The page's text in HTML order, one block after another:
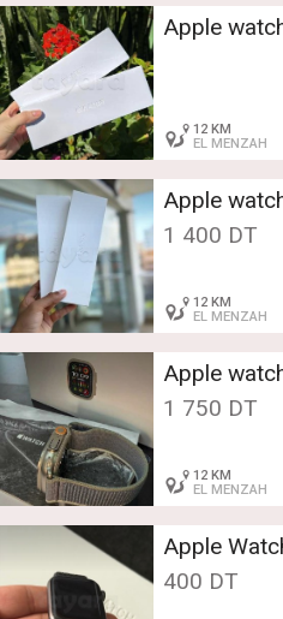
Apple
12 KM
EL MENZAH
Apple
1 400 DT
12 KM
EL MENZAH
Apple
1 750 DT
12 KM
EL MENZAH
Apple
400 DT